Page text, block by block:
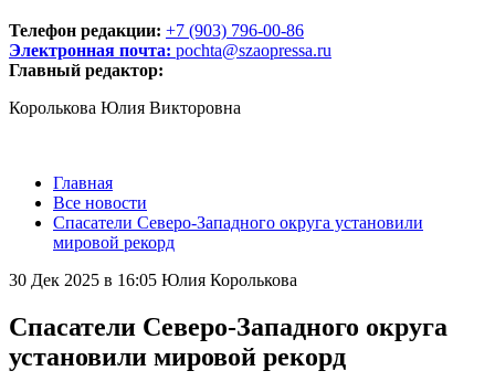
Телефон редакции: +7 (903) 796-00-86
Электронная почта: pochta@szaopressa.ru
Главный редактор:
Королькова Юлия Викторовна
Главная
Все новости
Спасатели Северо-Западного округа установили
мировой рекорд
30 Дек 2025 в 16:05 Юлия Королькова
Спасатели Северо-Западного округа
установили мировой рекорд